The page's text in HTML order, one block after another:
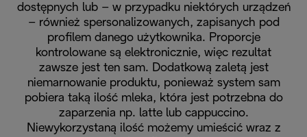
dostępnych lub – w przypadku niektórych urządzeń
– również spersonalizowanych, zapisanych pod
profilem danego użytkownika. Proporcje
kontrolowane są elektronicznie, więc rezultat
zawsze jest ten sam. Dodatkową zaletą jest
niemarnowanie produktu, ponieważ system sam
pobiera taką ilość mleka, która jest potrzebna do
zaparzenia np. latte lub cappuccino.
Niewykorzystaną ilość możemy umieścić wraz z